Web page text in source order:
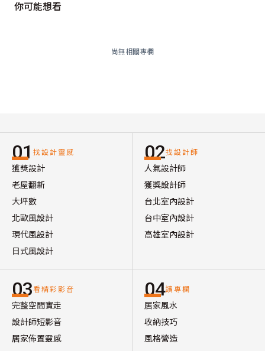
你可能想看
尚無相關專欄
01 找設計靈感
獲獎設計
老屋翻新
大坪數
北歐風設計
現代風設計
日式風設計
02找設計師
人氣設計師
獲獎設計師
台北室內設計
台中室內設計
高雄室內設計
03看精彩影音
完整空間實走
設計師短影音
居家佈置靈感
04讀專欄
居家風水
收納技巧
風格營造